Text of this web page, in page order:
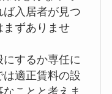
入居者が見つ
まずありませ
するか専任に
適正賃料の設